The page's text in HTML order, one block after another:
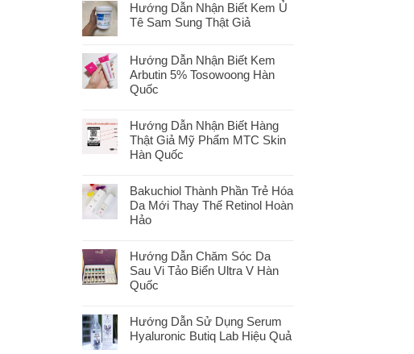
Hướng Dẫn Nhận Biết Kem Ủ
Tê Sam Sung Thật Giả
Hướng Dẫn Nhận Biết Kem
Arbutin 5% Tosowoong Hàn
Quốc
Hướng Dẫn Nhận Biết Hàng
Thật Giả Mỹ Phẩm MTC Skin
Hàn Quốc
Bakuchiol Thành Phần Trẻ Hóa
Da Mới Thay Thế Retinol Hoàn
Hảo
Hướng Dẫn Chăm Sóc Da
Sau Vi Tảo Biển Ultra V Hàn
Quốc
Hướng Dẫn Sử Dụng Serum
Hyaluronic Butiq Lab Hiệu Quả